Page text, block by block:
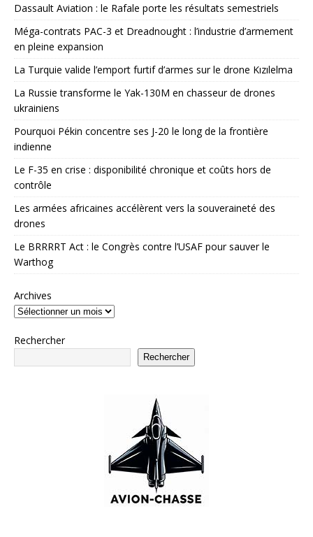
Dassault Aviation : le Rafale porte les résultats semestriels
Méga-contrats PAC-3 et Dreadnought : l’industrie d’armement
en pleine expansion
La Turquie valide l’emport furtif d’armes sur le drone Kızılelma
La Russie transforme le Yak-130M en chasseur de drones
ukrainiens
Pourquoi Pékin concentre ses J-20 le long de la frontière
indienne
Le F-35 en crise : disponibilité chronique et coûts hors de
contrôle
Les armées africaines accélèrent vers la souveraineté des
drones
Le BRRRRT Act : le Congrès contre l’USAF pour sauver le
Warthog
Archives
Rechercher
Rechercher